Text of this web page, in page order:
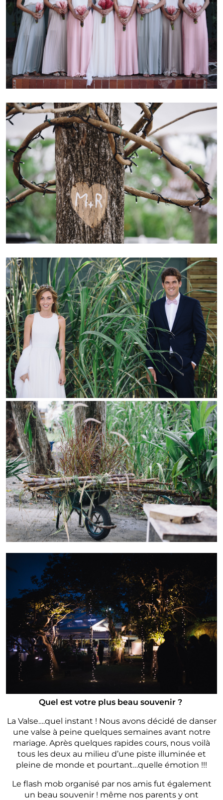
Quel est votre plus beau souvenir ?
La Valse….quel instant ! Nous avons décidé de danser
une valse à peine quelques semaines avant notre
mariage. Après quelques rapides cours, nous voilà
tous les deux au milieu d’une piste illuminée et
pleine de monde et pourtant…quelle émotion !!!
Le flash mob organisé par nos amis fut également
un beau souvenir ! même nos parents y ont